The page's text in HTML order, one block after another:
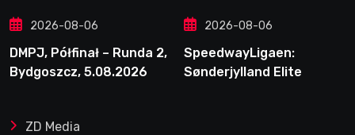
2026-08-06
DMPJ, Półfinał – Runda 2,
Bydgoszcz, 5.08.2026
2026-08-06
SpeedwayLigaen:
Sønderjylland Elite
ZD Media